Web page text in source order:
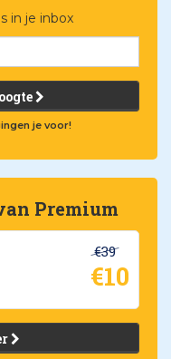
in je inbox
je voor!
Premium
€39
€10